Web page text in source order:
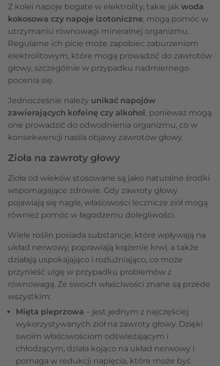
Z kolei napoje bogate w elektrolity, takie jak woda
kokosowa czy napoje izotoniczne, mogą pomóc w
utrzymaniu równowagi mineralnej organizmu.
Regularne ich picie może zapobiec zaburzeniom
elektrolitowym, które mogą prowadzić do zawrotów
głowy, szczególnie w przypadku nadmiernego
pocenia się.
Jednocześnie należy unikać napojów
zawierających kofeinę czy alkohol, ponieważ mogą
one prowadzić do odwodnienia organizmu, co w
konsekwencji nasila objawy zawrotów głowy.
Zioła na zawroty głowy
Zioła od wieków stosowane są jako naturalne środki
wspomagające zdrowie. Gdy zawroty głowy
pojawiają się nagle, właściwości lecznicze ziół mogą
również pomóc w łagodzeniu dolegliwości.
Wiele roślin posiada substancje, które wpływają na
układ nerwowy, poprawiają krążenie krwi, a także
działają uspokajająco i rozluźniająco, co może
przynieść ulgę w przypadku problemów z
równowagą. Ze swoich właściwości znane są przede
wszystkim:
Mięta pieprzowa – jest jednym z najczęściej
wykorzystywanych ziół na zawroty głowy. Dzięki
swoim właściwościom odświeżającym i
chłodzącym, działa kojąco na układ nerwowy i
pomaga w redukcji napięcia, które może być